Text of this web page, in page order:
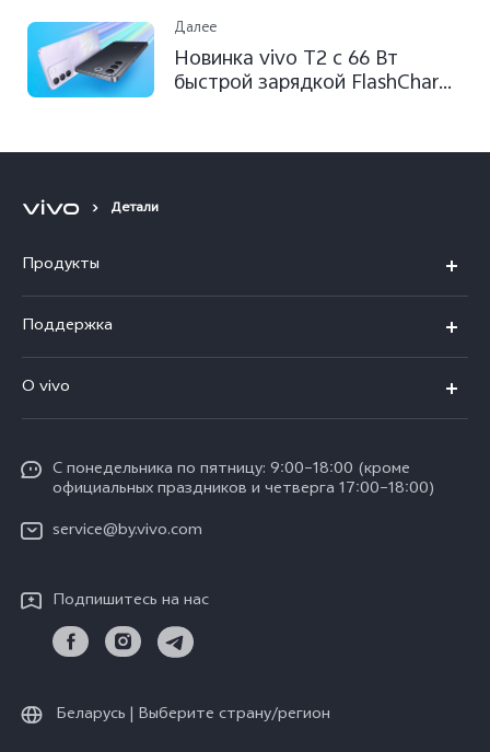
Далее
Новинка vivo T2 c 66 Вт
быстрой зарядкой FlashCharge
Детали
Продукты
V30 5G
V30 Lite
Y17s
Y18
Все модели
Поддержка
Сервисный центр
Funtouch OS
IMEI аутентификация
Обновление системы
Инструкции по гарантии vivo
O vivo
Карьера в vivo
Юридическая информация
Центр конфиденциальности vivo
Стабильность
С понедельника по пятницу: 9:00–18:00 (кроме
официальных праздников и четверга 17:00–18:00)
service@by.vivo.com
Подпишитесь на нас
Беларусь | Выберите страну/регион